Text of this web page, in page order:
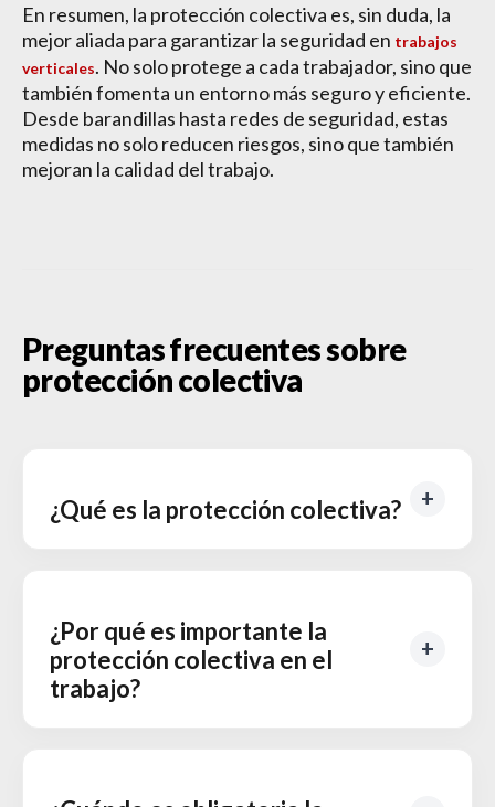
En resumen, la protección colectiva es, sin duda, la
mejor aliada para garantizar la seguridad en trabajos
verticales. No solo protege a cada trabajador, sino que
también fomenta un entorno más seguro y eficiente.
Desde barandillas hasta redes de seguridad, estas
medidas no solo reducen riesgos, sino que también
mejoran la calidad del trabajo.
Preguntas frecuentes sobre
protección colectiva
¿Qué es la protección colectiva?
¿Por qué es importante la
protección colectiva en el
trabajo?